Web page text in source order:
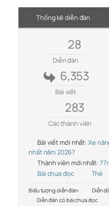
Thống kê diễn đàn
28
Diễn đàn
6,353
Bài viết
283
Các thành viên
Bài viết mới nhất: Xe
nhất năm 2026?
Thành viên mới nhất:
Bài chưa đọc
Thẻ
Biểu tượng diễn đàn:
Diễn
Diễn đàn có bài chưa đọc